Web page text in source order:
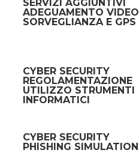
SERVIZI AGGIUNTIVI
ADEGUAMENTO VIDEO
SORVEGLIANZA E GPS
CYBER SECURITY
REGOLAMENTAZIONE
UTILIZZO STRUMENTI
INFORMATICI
CYBER SECURITY
PHISHING SIMULATION